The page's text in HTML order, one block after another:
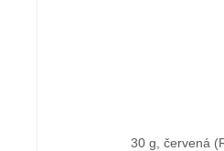
30 g, červená